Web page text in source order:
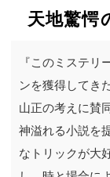
天地驚愕
『このミステリ
ンを獲得してき
山正の考えに賛
神溢れる小説を
なトリックが大